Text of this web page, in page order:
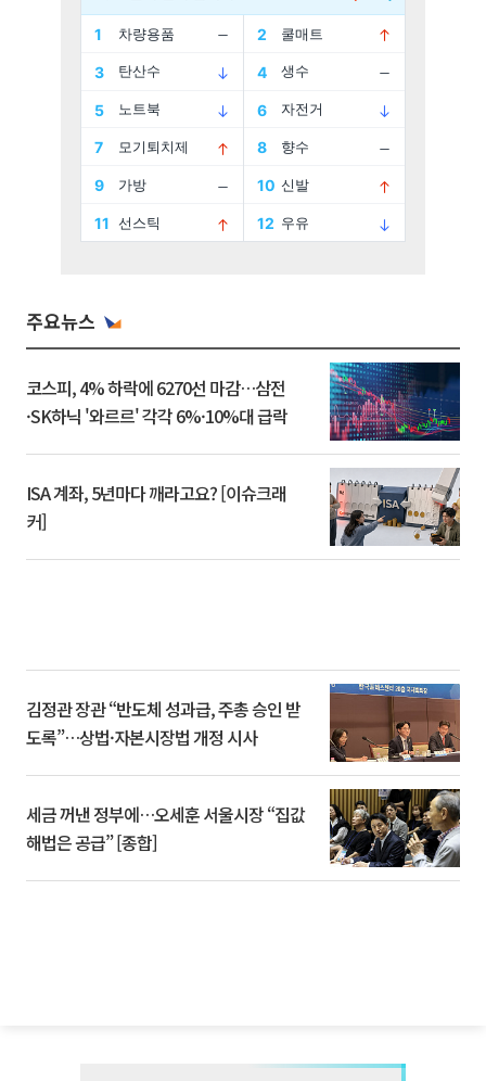
주요뉴스
코스피, 4% 하락에 6270선 마감…삼전
·SK하닉 '와르르' 각각 6%·10%대 급락
ISA 계좌, 5년마다 깨라고요? [이슈크래
커]
김정관 장관 “반도체 성과급, 주총 승인 받
도록”…상법·자본시장법 개정 시사
세금 꺼낸 정부에…오세훈 서울시장 “집값
해법은 공급” [종합]